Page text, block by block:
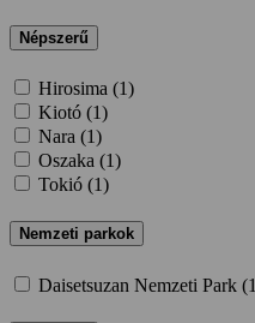
Népszerű
Hirosima (1)
Kiotó (1)
Nara (1)
Oszaka (1)
Tokió (1)
Nemzeti parkok
Daisetsuzan Nemzeti Park (1